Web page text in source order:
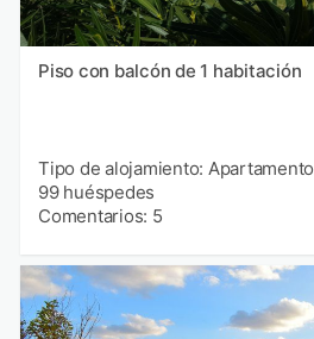
Piso con balcón de 1 habitación
Tipo de alojamiento: Apartamento
99 huéspedes
Comentarios: 5